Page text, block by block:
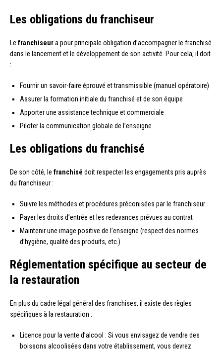
Les obligations du franchiseur
Le franchiseura pour principale obligation d’accompagner le franchisé
dans le lancement et le développement de son activité. Pour cela, il doit
:
Fournir un savoir-faire éprouvé et transmissible (manuel opératoire)
Assurer la formation initiale du franchisé et de son équipe
Apporter une assistance technique et commerciale
Piloter la communication globale de l’enseigne
Les obligations du franchisé
De son côté, le franchisé doit respecter les engagements pris auprès
du franchiseur :
Suivre les méthodes et procédures préconisées par le franchiseur
Payer les droits d’entrée et les redevances prévues au contrat
Maintenir une image positive de l’enseigne (respect des normes
d’hygiène, qualité des produits, etc.)
Réglementation spécifique au secteur de
la restauration
En plus du cadre légal général des franchises, il existe des règles
spécifiques à la restauration :
Licence pour la vente d’alcool : Si vous envisagez de vendre des
boissons alcoolisées dans votre établissement, vous devrez